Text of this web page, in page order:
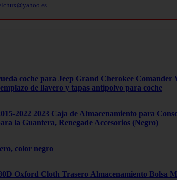
coche para Jeep Grand Cherokee Comander
de llavero y tapas antipolvo para coche
2022 2023 Caja de Almacenamiento para
la Guantera, Renegade Accesorios (Negro)
color negro
Oxford Cloth Trasero Almacenamiento Bolsa